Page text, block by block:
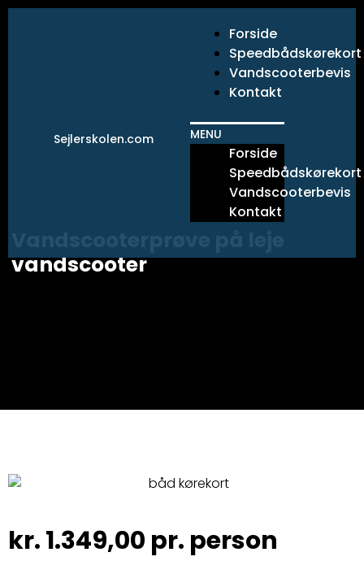
Gå
Sejlerskolen.com
Forside
Speedbådskørekort
Vandscooterbevis
Kontakt
MENU
Forside
Speedbådskørekort
Vandscooterbevis
Kontakt
vandscooter
kr.1.349,00 pr. person